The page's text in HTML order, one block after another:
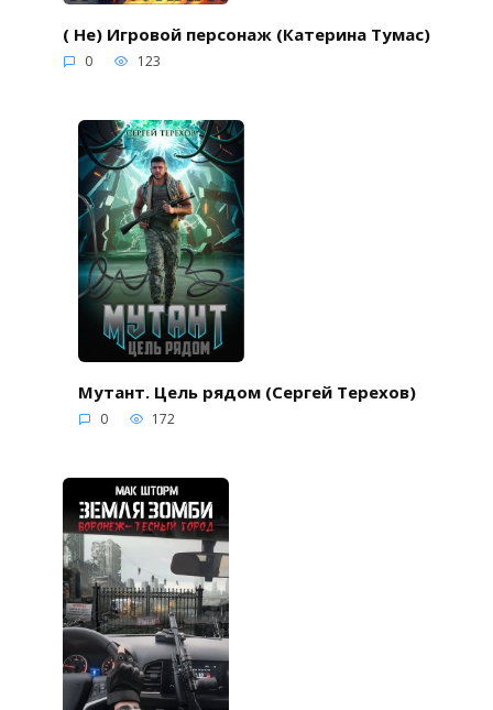
( Не) Игровой персонаж (Катерина Тумас)
0 123
Мутант. Цель рядом (Сергей Терехов)
0 172